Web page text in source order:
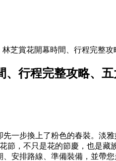
林芝賞花開幕時間、行程完整
、行程完整攻略、
一步換上了粉色的春裝。淡
節，不只是花的節慶，也是
安排路線、準備裝備，並帶您